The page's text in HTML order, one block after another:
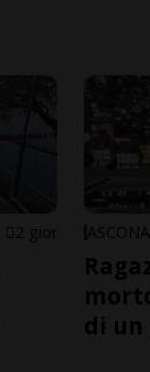
2 gior ASCONA
di